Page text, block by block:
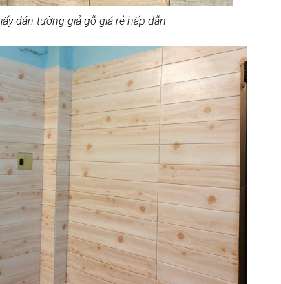
dán tường giả gỗ giá rẻ hấp dẫn